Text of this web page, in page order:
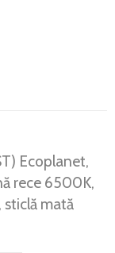
Ecoplanet,
rece 6500K,
mată